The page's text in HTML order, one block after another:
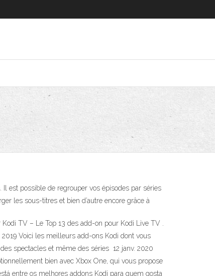
est possible de regrouper vos épisodes par séries
les sous-titres et bien d’autre encore grâce à
TV – Le Top 13 des add-on pour Kodi Live TV .
Voici les meilleurs add-ons Kodi dont vous
spectacles et même des séries 12 janv. 2020
bien avec Xbox One, qui vous propose
entre os melhores addons Kodi para quem gosta